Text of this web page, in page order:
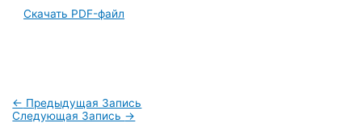
Скачать PDF-файл
Навигация
по
← Предыдущая Запись
Следующая Запись →